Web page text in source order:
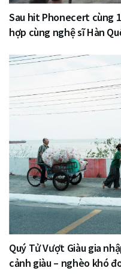
Sau hit Phonecert cùng
hợp cùng nghệ sĩ Hàn
Quý Tử Vượt Giàu gia
cảnh giàu – nghèo khó